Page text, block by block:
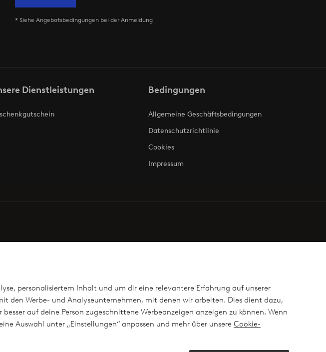
personalisiertem Inhalt und um dir eine relevantere Erfahrung auf unserer
den Werbe- und Analyseunternehmen, mit denen wir arbeiten. Dies dient dazu,
auf deine Person zugeschnittene Werbeanzeigen anzeigen zu können. Wenn
Auswahl unter „Einstellungen“ anpassen und mehr über unsere Cookie-
* Siehe Angebotsbedingungen bei der Anmeldung
Dienstleistungen Bedingungen
Allgemeine Geschäftsbedingungen
Datenschutzrichtlinie
Cookies
Impressum